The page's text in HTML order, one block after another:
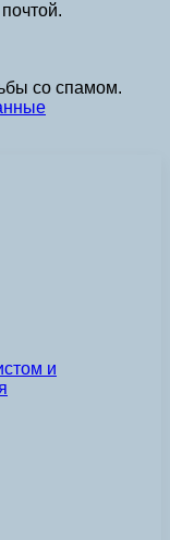
со спамом.
и